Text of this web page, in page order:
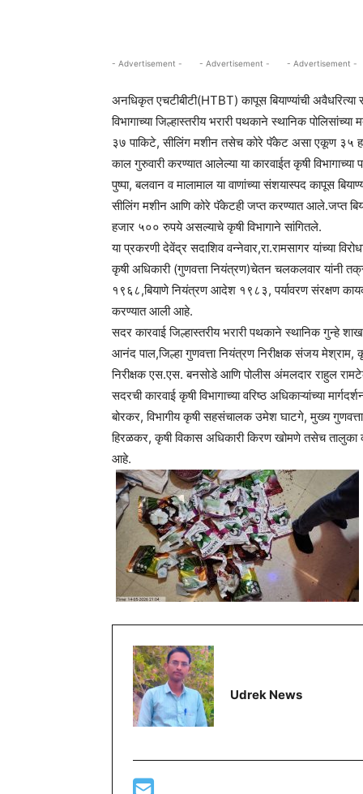
- Advertisement - - Advertisement - - Advertisement -
अनधिकृत एचटीबीटी(HTBT) कापूस बियाण्यांची अवैधरित्या
विभागाच्या जिल्हास्तरीय भरारी पथकाने स्थानिक
३७ पाकिटे, सीलिंग मशीन तसेच कोरे पॅकेट असा एकूण ३५
काल गुरुवारी करण्यात आलेल्या या कारवाईत कृषी
पुष्पा, बलवान व मालामाल या वाणांच्या संशयास्पद कापूस
सीलिंग मशीन आणि कोरे पॅकेटही जप्त करण्यात आले.जप्त
हजार ५०० रुपये असल्याचे कृषी विभागाने सांगितले.
या प्रकरणी देवेंद्र सदाशिव वन्नेवार,रा.रामसागर यांच्या
कृषी अधिकारी (गुणवत्ता नियंत्रण)चेतन चलकलवार यांनी
१९६८,बियाणे नियंत्रण आदेश १९८३, पर्यावरण संरक्षण
करण्यात आली आहे.
सदर कारवाई जिल्हास्तरीय भरारी पथकाने स्थानिक गुन्हे
आनंद पाल,जिल्हा गुणवत्ता नियंत्रण निरीक्षक संजय
निरीक्षक एस.एस. बनसोडे आणि पोलीस अंमलदार राहुल
सदरची कारवाई कृषी विभागाच्या वरिष्ठ अधिकाऱ्यांच्या
बोरकर, विभागीय कृषी सहसंचालक उमेश घाटगे, मुख्य
हिरळकर, कृषी विकास अधिकारी किरण खोमणे तसेच तालुका
आहे.
Udrek News